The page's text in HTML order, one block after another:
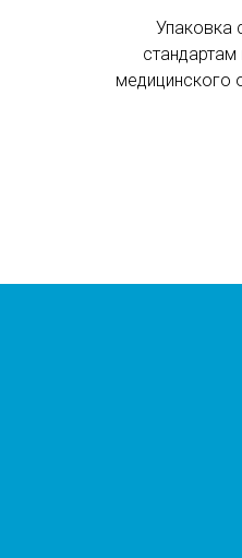
Упаковка
медицинского